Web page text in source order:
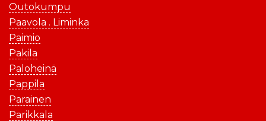
Outokumpu
Paavola . Liminka
Paimio
Pakila
Paloheinä
Pappila
Parainen
Parikkala